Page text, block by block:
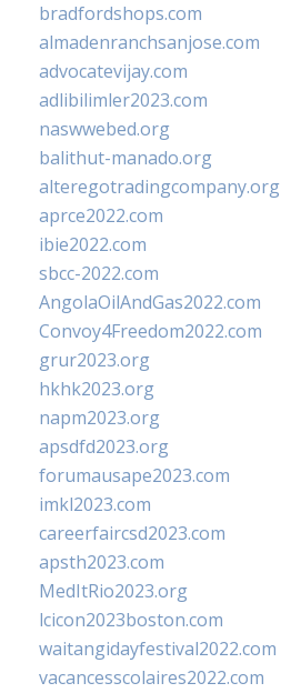
bradfordshops.com
almadenranchsanjose.com
advocatevijay.com
adlibilimler2023.com
naswwebed.org
balithut-manado.org
alteregotradingcompany.org
aprce2022.com
ibie2022.com
sbcc-2022.com
AngolaOilAndGas2022.com
Convoy4Freedom2022.com
grur2023.org
hkhk2023.org
napm2023.org
apsdfd2023.org
forumausape2023.com
imkl2023.com
careerfaircsd2023.com
apsth2023.com
MedItRio2023.org
lcicon2023boston.com
waitangidayfestival2022.com
vacancesscolaires2022.com